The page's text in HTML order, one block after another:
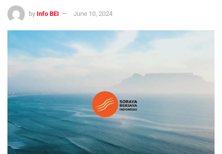
by Info BEI June 10, 2024